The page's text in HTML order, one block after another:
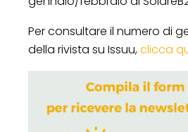
Per consultare il numero di
della rivista su Issuu,clicca